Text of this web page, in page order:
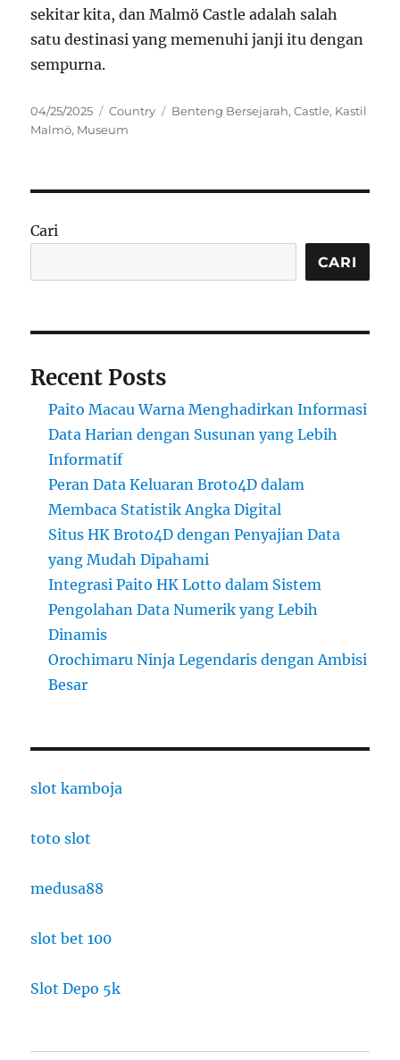
sekitar kita, dan Malmö Castle adalah salah
satu destinasi yang memenuhi janji itu dengan
sempurna.
Posted
on
04/25/2025 Categories
Country Tags
Benteng Bersejarah,Castle, Kastil
Malmö, Museum
Cari
CARI
Recent Posts
Paito Macau Warna Menghadirkan Informasi
Data Harian dengan Susunan yang Lebih
Informatif
Peran Data Keluaran Broto4D dalam
Membaca Statistik Angka Digital
Situs HK Broto4D dengan Penyajian Data
yang Mudah Dipahami
Integrasi Paito HK Lotto dalam Sistem
Pengolahan Data Numerik yang Lebih
Dinamis
Orochimaru Ninja Legendaris dengan Ambisi
Besar
slot kamboja
toto slot
medusa88
slot bet 100
Slot Depo 5k